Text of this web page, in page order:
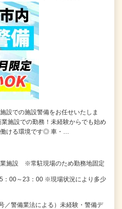
設での施設警備をお任せいたしま
施設での勤務！未経験からでも始め
ける環境です◎ 車・…
業施設 ※常駐現場のため勤務地固定
：00～23：00 ※現場状況により多少
／警備業法による）未経験・警備デ